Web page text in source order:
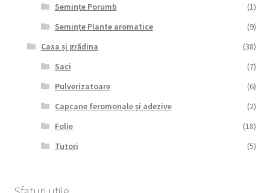
Semințe Porumb
(1)
Semințe Plante aromatice
(9)
Casa și grădina
(38)
Saci
(7)
Pulverizatoare
(6)
Capcane feromonale și adezive
(2)
Folie
(18)
Tutori
(5)